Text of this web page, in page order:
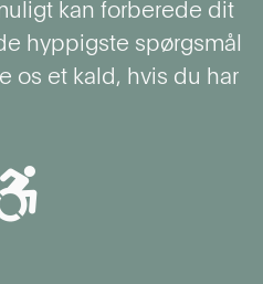
kan forberede dit
hyppigste spørgsmål
os et kald, hvis du har